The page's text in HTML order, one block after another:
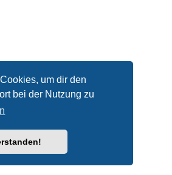
um dir den
bei der Nutzung zu